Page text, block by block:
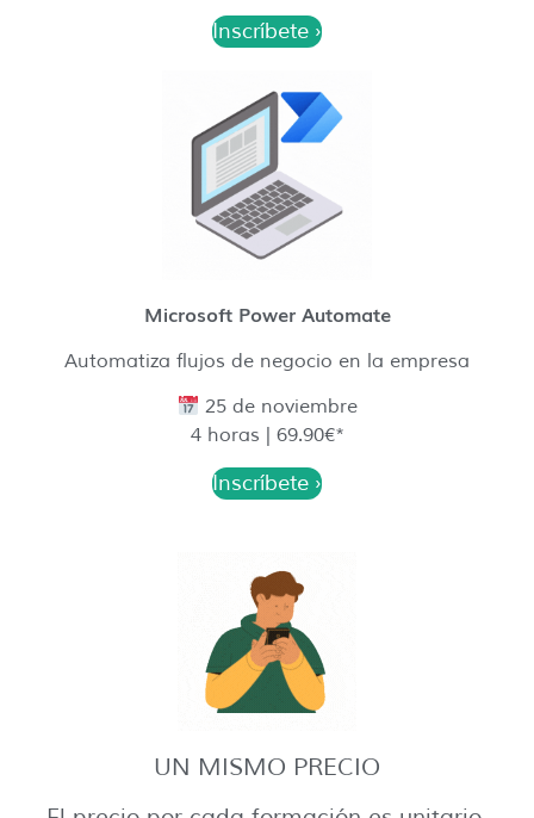
Inscríbete ›
Microsoft Power Automate
Automatiza flujos de negocio en la empresa
25 de noviembre
4 horas | 69.90€*
Inscríbete ›
UN MISMO PRECIO